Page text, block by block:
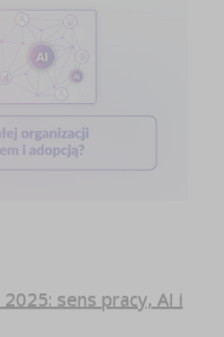
2025: sens pracy, AI i